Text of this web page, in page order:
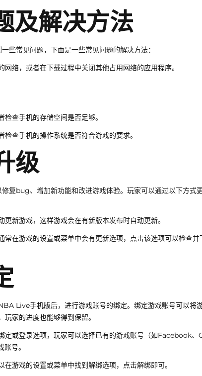
及解决方法
些常见问题，下面是一些常见问题的解决方法：
络，或者在下载过程中关闭其他占用网络的应用程序。
查手机的存储空间是否足够。
查手机的操作系统是否符合游戏的要求。
级
复bug、增加新功能和改进游戏体验。玩家可以通过以下方式
新游戏，这样游戏会在有新版本发布时自动更新。
常在游戏的设置或菜单中会有更新选项，点击该选项可以检查并
Live手机版后，进行游戏账号的绑定。绑定游戏账号可以将
家的进度也能够得到保留。
定或登录选项，玩家可以选择已有的游戏账号（如Facebook
号。
游戏的设置或菜单中找到解绑选项，点击解绑即可。